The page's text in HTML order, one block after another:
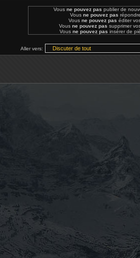
Vous ne pouvez pas publier de
Vous ne pouvez pas
Vous ne pouvez pas éditer
Vous ne pouvez pas supprimer
Vous ne pouvez pas insérer de
Aller vers: